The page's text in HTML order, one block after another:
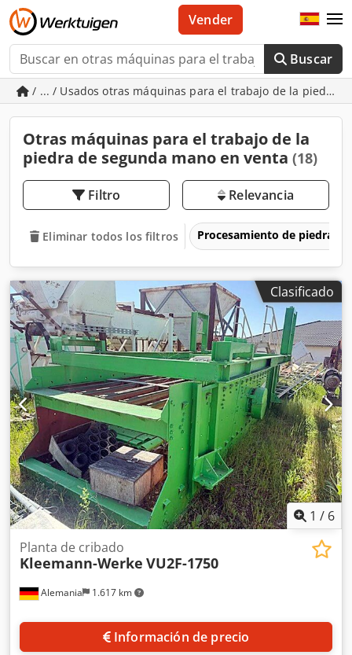
Buscar
Vender
/ ... / Usados otras máquinas para el trabajo de la piedra
Otras máquinas para el trabajo de la
piedra de segunda mano en venta (18)
Filtro Relevancia
Eliminar todos los filtros Procesamiento de piedra
Clasificado
1 / 6
Alemania 1.617 km
Planta de cribado
Kleemann-Werke VU2F-1750
Información de precio